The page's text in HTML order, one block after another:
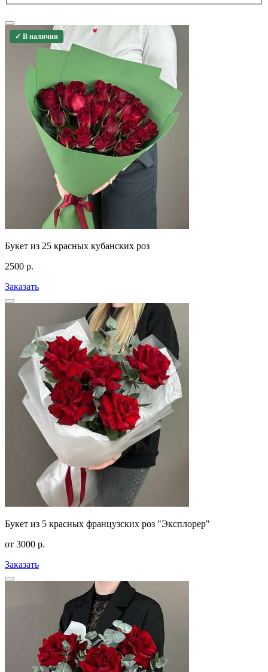
✓ В наличии
Букет из 25 красных кубанских роз
2500 р.
Заказать
Букет из 5 красных французских роз "Эксплорер"
от 3000 р.
Заказать